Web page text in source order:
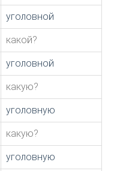
уголовной
какой?
уголовной
какую?
уголовную
какую?
уголовную